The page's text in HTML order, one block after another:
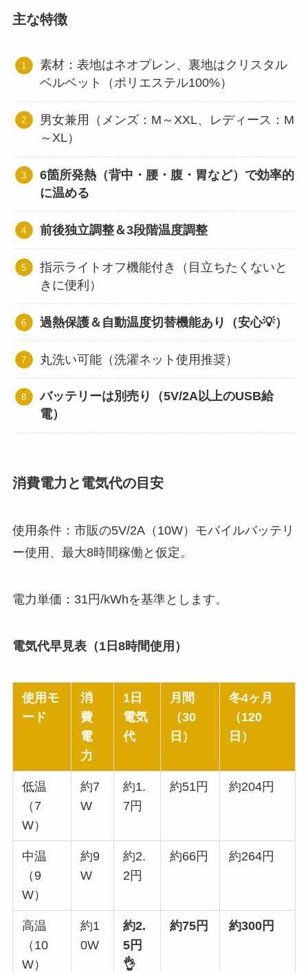
主な特徴
素材：表地はネオプレン、裏地はクリスタル
ベルベット（ポリエステル100%）
男女兼用（メンズ：M～XXL、レディース：M
～XL）
6箇所発熱（背中・腰・腹・胃など）で効率的
に温める
前後独立調整＆3段階温度調整
指示ライトオフ機能付き（目立ちたくないと
きに便利）
過熱保護＆自動温度切替機能あり（安心💡）
丸洗い可能（洗濯ネット使用推奨）
バッテリーは別売り（5V/2A以上のUSB給
電）
消費電力と電気代の目安
使用条件：市販の5V/2A（10W）モバイルバッテリ
ー使用、最大8時間稼働と仮定。
電力単価：31円/kWhを基準とします。
電気代早見表（1日8時間使用）
使用モ
ード
消
費
電
力
1日
電気
代
月間
（30
日）
冬4ヶ月
（120
日）
低温
（7
W）
約7
W
約1.
7円
約51円 約204円
中温
（9
W）
約9
W
約2.
2円
約66円 約264円
高温
（10
W）
約1
0W
約2.
5円
👌
約75円 約300円